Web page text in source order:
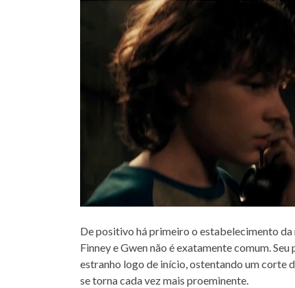
De positivo há primeiro o estabelecimento
Finney e Gwen não é exatamente comum. Seu
estranho logo de início, ostentando um corte
se torna cada vez mais proeminente.